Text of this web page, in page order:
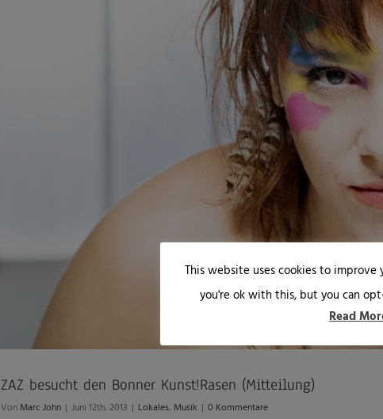
ZAZ besucht den Bonner Kunst!Rasen (Mitteilung)
Von Marc John | Juni 12th, 2013 | Lokales, Musik | 0 Kommentare
This website uses cookies to improve
you're ok with this, but you can
Read